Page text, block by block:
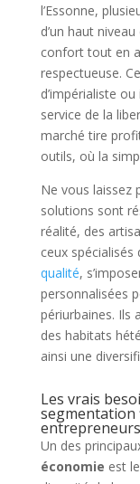
l’Essonne,
d’un haut
confort tout en
respectueuse.
d’impérialiste
service de la
marché tire
outils, où la
Ne vous laissez
solutions sont
réalité, des
ceux spécialisés
qualité,
personnalisées
périurbaines. Ils
des habitats
ainsi une
Les vrais
segmentation
entrepreneurs
Un des
économie est